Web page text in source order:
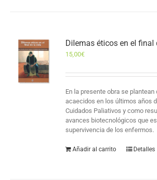
Dilemas éticos en el final
15,00€
En la presente obra se
acaecidos en los últimos años
Cuidados Paliativos y como
avances biotecnológicos que
supervivencia de los enfermos.
Añadir al carrito Detalles